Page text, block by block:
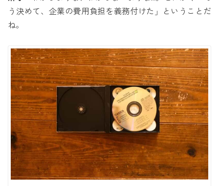
う決めて、企業の費用負担を義務付けた」ということだ
ね。